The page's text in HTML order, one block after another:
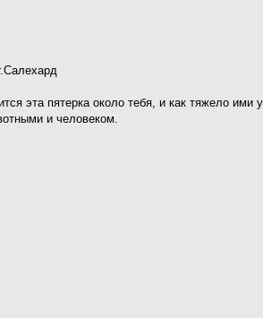
эта пятерка около тебя, и как тяжело ими
и человеком.